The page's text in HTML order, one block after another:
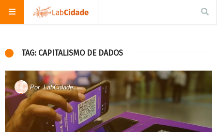
TAG: CAPITALISMO DE DADOS
PorLabCidade